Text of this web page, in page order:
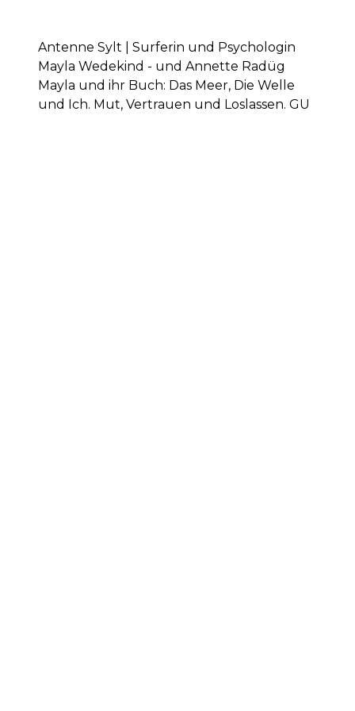
Antenne Sylt | Surferin und Psychologin
Mayla Wedekind - und Annette Radüg
Mayla und ihr Buch: Das Meer, Die Welle
und Ich. Mut, Vertrauen und Loslassen. GU